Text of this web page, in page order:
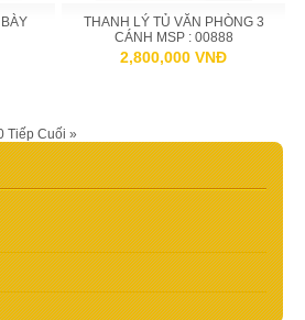
THANH LÝ TỦ VĂN PHÒNG 3
CÁNH MSP : 00888
2,800,000 VNĐ
Tiếp Cuối »